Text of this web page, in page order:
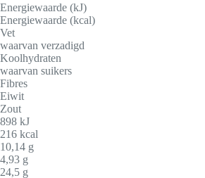
Energiewaarde (kJ)
Energiewaarde (kcal)
Vet
waarvan verzadigd
Koolhydraten
waarvan suikers
Fibres
Eiwit
Zout
898 kJ
216 kcal
10,14 g
4,93 g
24,5 g